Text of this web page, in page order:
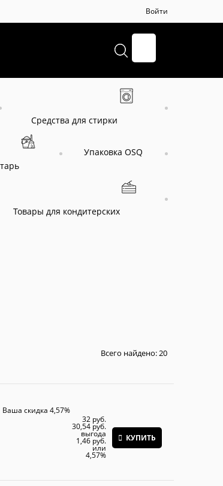
Войти
Средства для стирки
Упаковка OSQ
Товары для кондитерских
Всего найдено:20
Ваша скидка 4,57%
32 руб.
30,54 руб.
выгода
1,46 руб.
или
4,57%
КУПИТЬ